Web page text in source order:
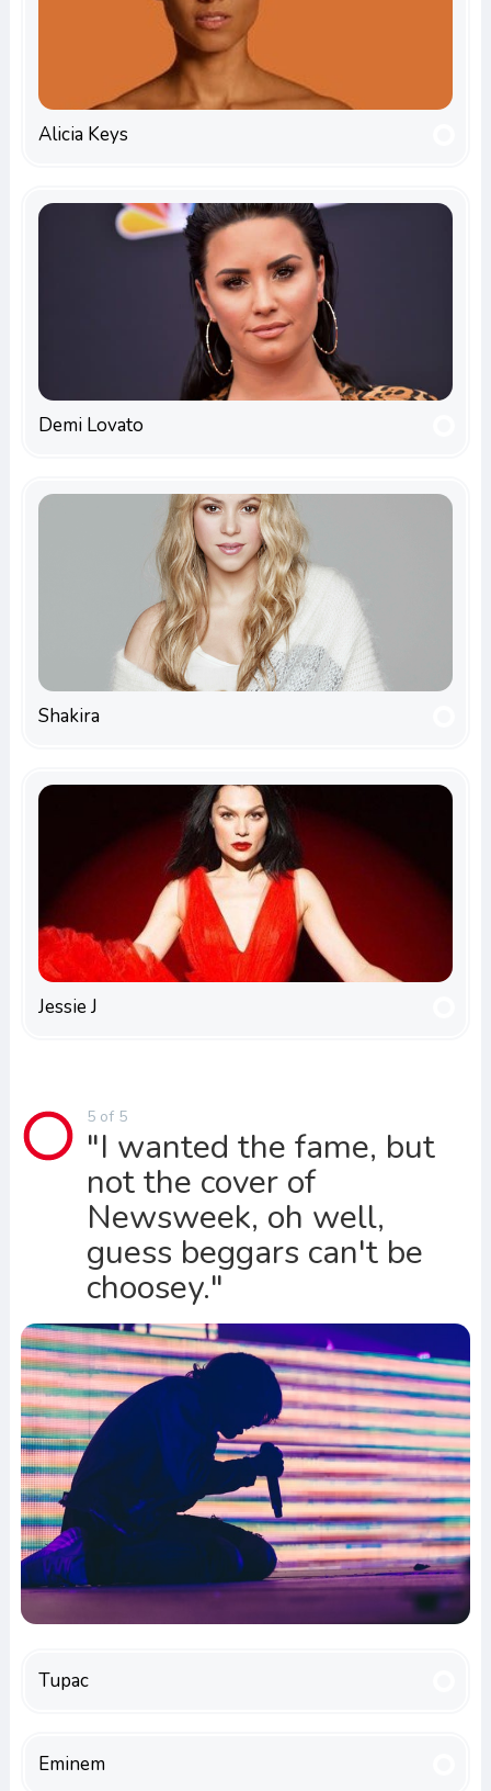
Alicia Keys
Demi Lovato
Shakira
Jessie J
5 of 5
"I wanted the fame, but
not the cover of
Newsweek, oh well,
guess beggars can't be
choosey."
Tupac
Eminem